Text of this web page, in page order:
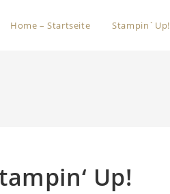
Home – Startseite Stampin`Up!
Up!